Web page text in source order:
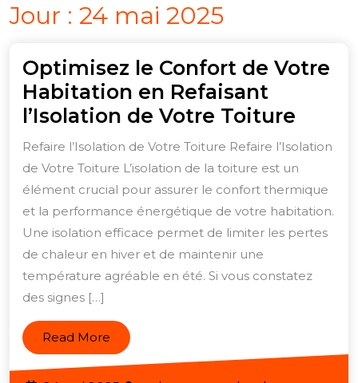
Jour : 24 mai 2025
Optimisez le Confort de Votre
Habitation en Refaisant
l’Isolation de Votre Toiture
le
de
Votre
Votre
Refaire l’Isolation de Votre Toiture Refaire l’Isolation
de Votre Toiture L’isolation de la toiture est un
élément crucial pour assurer le confort thermique
et la performance énergétique de votre habitation.
Une isolation efficace permet de limiter les pertes
de chaleur en hiver et de maintenir une
température agréable en été. Si vous constatez
des signes […]
Read More Read
More